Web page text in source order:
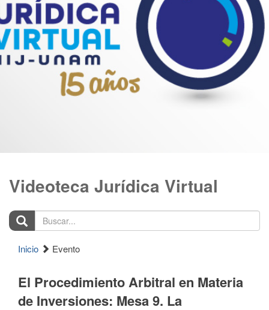
Videoteca Jurídica Virtual
Buscar...
Inicio Evento
El Procedimiento Arbitral en Materia
de Inversiones: Mesa 9. La